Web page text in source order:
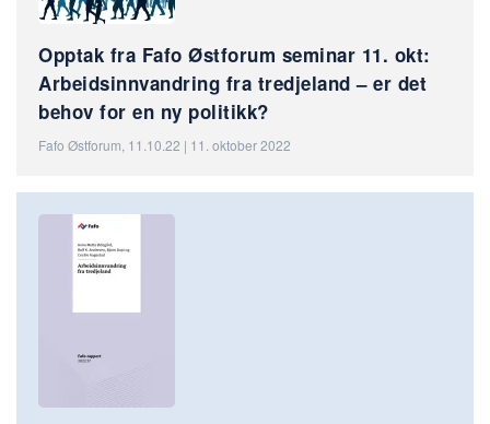
Opptak fra Fafo Østforum seminar 11. okt:
Arbeidsinnvandring fra tredjeland – er det
behov for en ny politikk?
Fafo Østforum, 11.10.22 | 11. oktober 2022